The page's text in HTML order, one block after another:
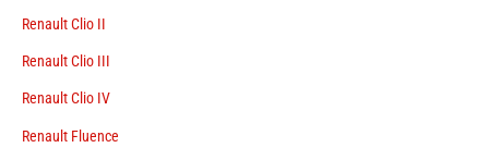
Renault Clio II
Renault Clio III
Renault Clio IV
Renault Fluence